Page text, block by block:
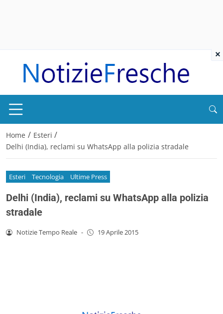
Home / Esteri /
Delhi (India), reclami su WhatsApp alla polizia stradale
Esteri Tecnologia Ultime Press
Delhi (India), reclami su WhatsApp alla polizia
stradale
Notizie Tempo Reale - 19 Aprile 2015
×